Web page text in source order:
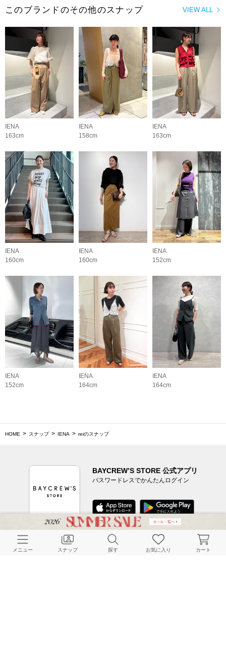
VIEW ALL
このブランドのその他のスナップ
IENA
163cm
IENA
158cm
IENA
163cm
IENA
160cm
IENA
160cm
IENA
152cm
IENA
152cm
IENA
164cm
IENA
164cm
HOME スナップ IENA reiのスナップ
BAYCREW’S STORE 公式アプリ
パスワードレスでかんたんログイン
CUSTOMER SERVICE
メニュー スナップ 探す お気に入り カート